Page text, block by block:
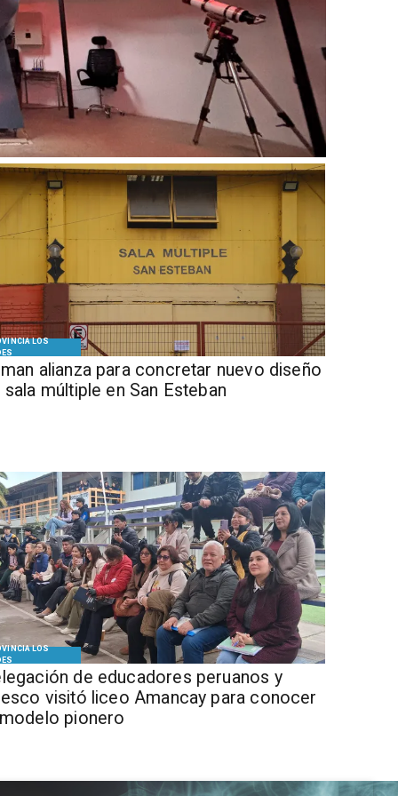
LOS
alianza para concretar nuevo diseño
sala múltiple en San Esteban
LOS
de educadores peruanos y
visitó liceo Amancay para conocer
pionero
50